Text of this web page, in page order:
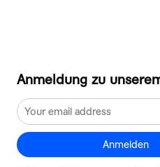
Anmeldung zu
Anmelden